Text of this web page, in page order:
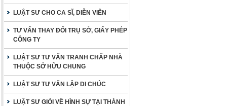
LUẬT SƯ CHO CA SĨ, DIỄN VIÊN
TƯ VẤN THAY ĐỔI TRỤ SỞ, GIẤY PHÉP
CÔNG TY
LUẬT SƯ TƯ VẤN TRANH CHẤP NHÀ
THUỘC SỞ HỮU CHUNG
LUẬT SƯ TƯ VẤN LẬP DI CHÚC
LUẬT SƯ GIỎI VỀ HÌNH SỰ TẠI THÀNH